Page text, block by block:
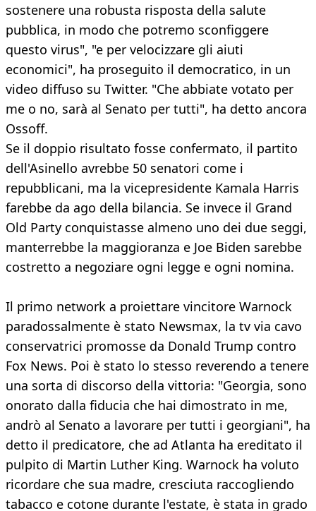
sostenere una robusta risposta della salute
pubblica, in modo che potremo sconfiggere
questo virus", "e per velocizzare gli aiuti
economici", ha proseguito il democratico, in un
video diffuso su Twitter. "Che abbiate votato per
me o no, sarà al Senato per tutti", ha detto ancora
Ossoff.
Se il doppio risultato fosse confermato, il partito
dell'Asinello avrebbe 50 senatori come i
repubblicani, ma la vicepresidente Kamala Harris
farebbe da ago della bilancia. Se invece il Grand
Old Party conquistasse almeno uno dei due seggi,
manterrebbe la maggioranza e Joe Biden sarebbe
costretto a negoziare ogni legge e ogni nomina.
Il primo network a proiettare vincitore Warnock
paradossalmente è stato Newsmax, la tv via cavo
conservatrici promosse da Donald Trump contro
Fox News. Poi è stato lo stesso reverendo a tenere
una sorta di discorso della vittoria: "Georgia, sono
onorato dalla fiducia che hai dimostrato in me,
andrò al Senato a lavorare per tutti i georgiani", ha
detto il predicatore, che ad Atlanta ha ereditato il
pulpito di Martin Luther King. Warnock ha voluto
ricordare che sua madre, cresciuta raccogliendo
tabacco e cotone durante l'estate, è stata in grado